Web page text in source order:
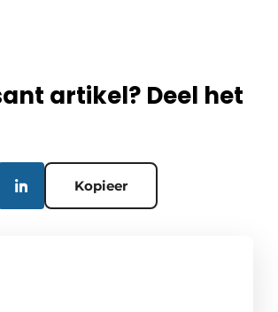
artikel? Deel het
Kopieer